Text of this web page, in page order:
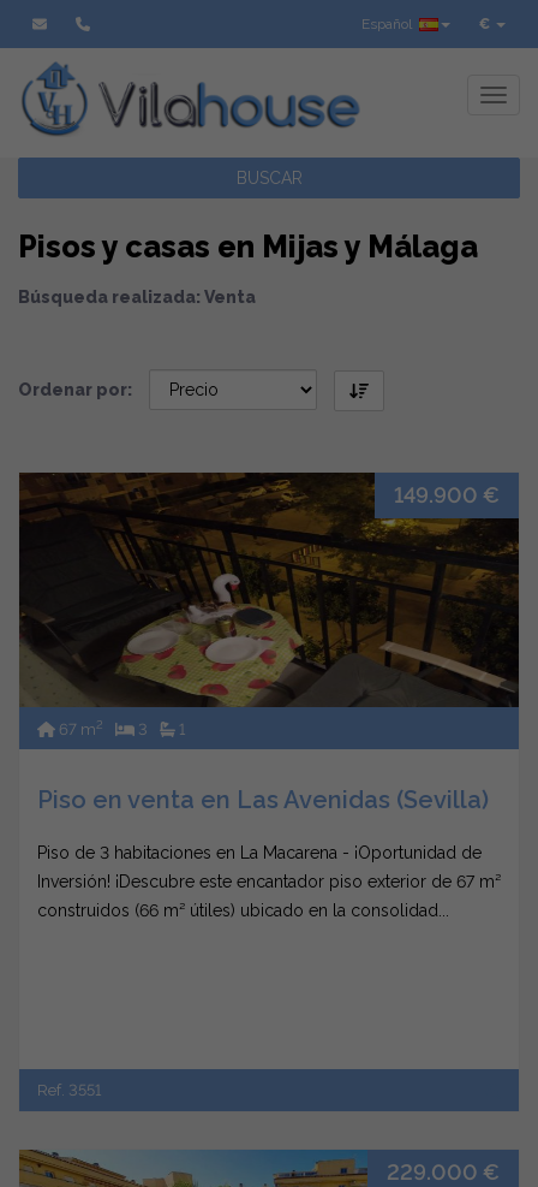
€
Español
BUSCAR
Pisos y casas en Mijas y Málaga
Búsqueda realizada: Venta
Ordenar por:
149.900 €
67 m2 3 1
Piso en venta en Las Avenidas (Sevilla)
Piso de 3 habitaciones en La Macarena - ¡Oportunidad de
Inversión! ¡Descubre este encantador piso exterior de 67 m²
construidos (66 m² útiles) ubicado en la consolidad...
Ref. 3551
229.000 €